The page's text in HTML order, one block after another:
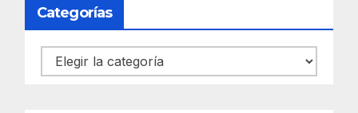
Categorías
Categorías